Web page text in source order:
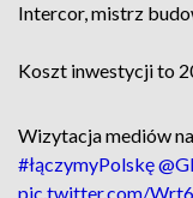
Intercor, mistrz
Koszt inwestycji to
Wizytacja mediów
#łączymyPolskę
pic.twitter.com/